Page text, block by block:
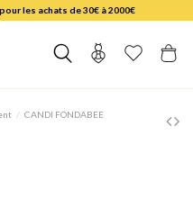
les achats de 30€ à 2000€
CANDI FONDABEE